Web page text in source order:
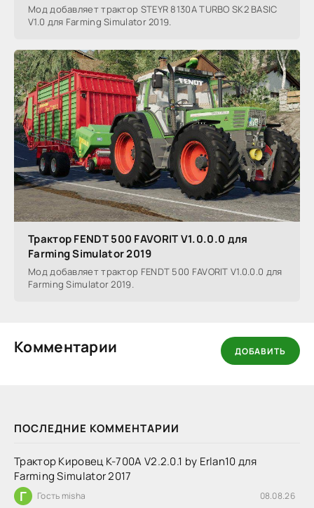
ПОСЛЕДНИЕ КОММЕНТАРИИ
Трактор Кировец К-700А V2.2.0.1 by Erlan10 для
Farming Simulator 2017
Г Гость misha 08.08.26
Мод добавляет трактор STEYR 8130A TURBO SK2 BASIC
V1.0 для Farming Simulator 2019.
Трактор FENDT 500 FAVORIT V1.0.0.0 для
Farming Simulator 2019
Мод добавляет трактор FENDT 500 FAVORIT V1.0.0.0 для
Farming Simulator 2019.
Комментарии ДОБАВИТЬ